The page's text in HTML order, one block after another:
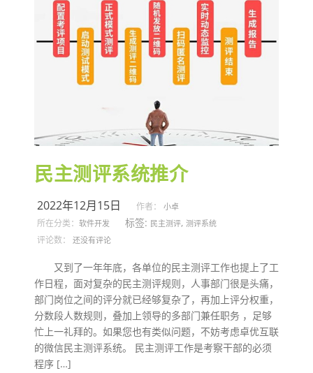
民主测评系统推介
2022年12月15日 作者： 小卓
所在分类： 软件开发 标签: 民主测评, 测评系统
评论数： 还没有评论
又到了一年年底，各单位的民主测评工作也提上了工
作日程，面对复杂的民主测评规则，人事部门很是头痛，
部门岗位之间的评分就已经够复杂了，再加上评分权重，
分数段人数规则，叠加上领导的多部门兼任职务 ，足够
忙上一礼拜的。如果您也有类似问题，不妨考虑卓优互联
的微信民主测评系统。 民主测评工作是考察干部的必须
程序 […]